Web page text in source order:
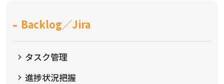
Backlog／Jira
タスク管理
進捗状況把握